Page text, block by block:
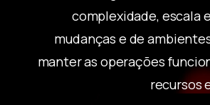
complexidade, escala
mudanças e de
manter as operações
recursos